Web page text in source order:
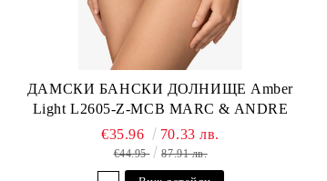
ДАМСКИ БАНСКИ ДОЛНИЩЕ Amber
Light L2605-Z-MCB MARC & ANDRE
€35.96 70.33 лв.
€44.95 87.91 лв.